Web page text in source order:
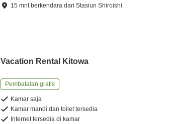
15 mnt berkendara dariStasiun Shiroishi
Vacation Rental Kitowa
Pembatalan gratis
Kamar saja
Kamar mandi dan toilet tersedia
Internet tersedia di kamar